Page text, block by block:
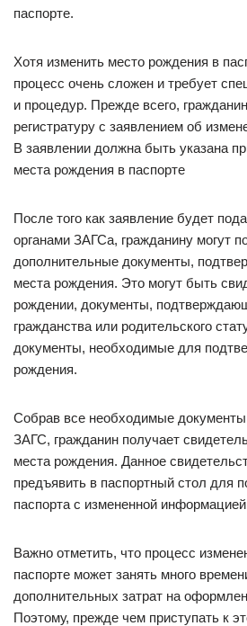
паспорте.
Хотя изменить место рождения в
процесс очень сложен и требует
и процедур. Прежде всего,
регистратуру с заявлением об
В заявлении должна быть указана
места рождения в паспорте
После того как заявление будет
органами ЗАГСа, гражданину могут
дополнительные документы,
места рождения. Это могут быть
рождении, документы,
гражданства или родительского
документы, необходимые для
рождения.
Собрав все необходимые документы
ЗАГС, гражданин получает
места рождения. Данное
предъявить в паспортный стол для
паспорта с измененной
Важно отметить, что процесс
паспорте может занять много
дополнительных затрат на
Поэтому, прежде чем приступать к